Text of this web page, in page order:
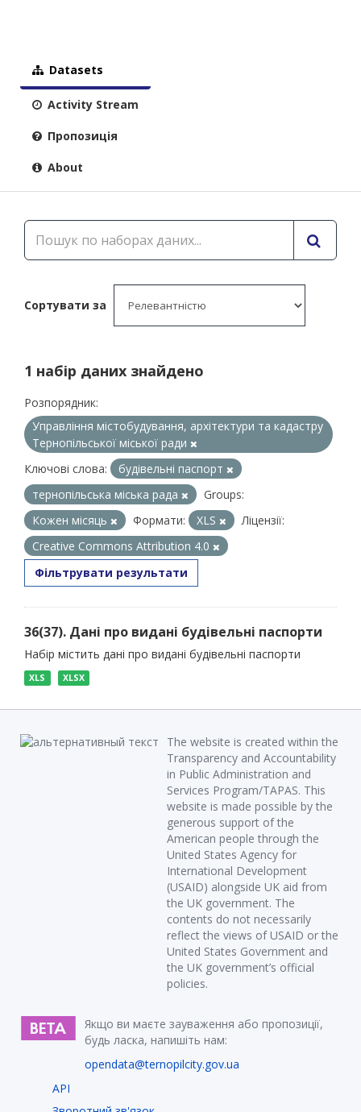
Datasets
Activity Stream
Пропозиція
About
Сортувати за
1 набір даних знайдено
Розпорядник:
Управління містобудування, архітектури та кадастру
Тернопільської міської ради
Ключові слова:
будівельні паспорт
тернопільська міська рада
Groups:
Кожен місяць
Формати: XLS
Ліцензії:
Creative Commons Attribution 4.0
Фільтрувати результати
36(37). Дані про видані будівельні паспорти
Набір містить дані про видані будівельні паспорти
XLS XLSX
The website is created within the
Transparency and Accountability
in Public Administration and
Services Program/TAPAS. This
website is made possible by the
generous support of the
American people through the
United States Agency for
International Development
(USAID) alongside UK aid from
the UK government. The
contents do not necessarily
reflect the views of USAID or the
United States Government and
the UK government’s official
policies.
Якщо ви маєте зауваження або пропозиції,
будь ласка, напишіть нам:
opendata@ternopilcity.gov.ua
API